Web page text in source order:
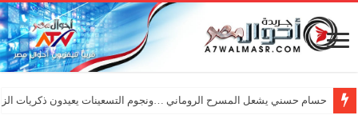
حسام حسني يشعل المسرح الروماني …ونجوم التسعينات يعيدون ذكريات